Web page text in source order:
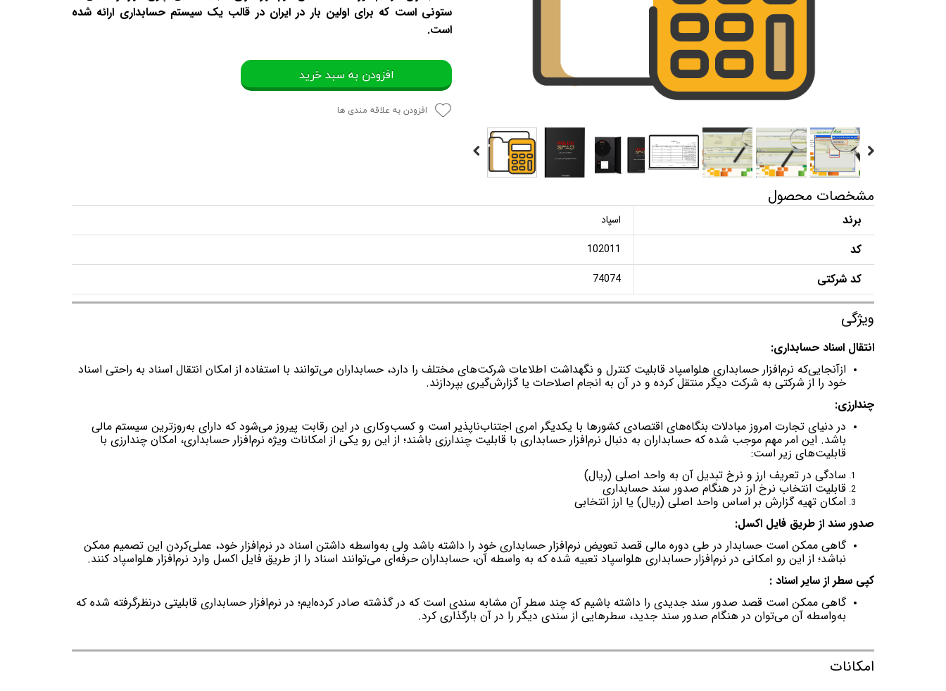
ستونی است که برای اولین بار در ایران در قالب یک سیستم حسابداری ارائه شده
است.‌
افزودن به سبد خرید
افزودن به علاقه مندی ها
مشخصات محصول
برند اسپاد
کد 102011
کد شرکتی 74074
ویژگی
انتقال اسناد حسابداری:
ازآنجایی‌که نرم‌افزار حسابداری هلواسپاد قابلیت کنترل و نگهداشت اطلاعات شرکت‌های مختلف را دارد، حسابداران می‌توانند با استفاده از امکان انتقال اسناد به راحتی اسناد
خود را از شرکتی به شرکت دیگر منتقل کرده و در آن به انجام اصلاحات یا گزارش‌گیری بپردازند.
چندارزی:
در دنیای تجارت امروز مبادلات بنگاه‌های اقتصادی کشورها با یکدیگر امری اجتناب‌ناپذیر است و کسب‌وکاری در این رقابت پیروز می‌شود که دارای به‌روزترین سیستم مالی
باشد. این امر مهم موجب شده که حسابداران به دنبال نرم‌افزار حسابداری با قابلیت چندارزی باشند؛ از این رو یکی از امکانات ویژه نرم‌افزار حسابداری، امکان چندارزی با
قابلیت‌های زیر است:
سادگی در تعریف ارز و نرخ تبدیل آن به واحد اصلی (ریال)
قابلیت انتخاب نرخ ارز در هنگام صدور سند حسابداری
امکان تهیه گزارش بر اساس واحد اصلی (ریال) یا ارز انتخابی
صدور سند از طریق فایل اکسل:
گاهی ممکن است حسابدار در طی دوره مالی قصد تعویض نرم‌افزار حسابداری خود را داشته باشد ولی به‌واسطه داشتن اسناد در نرم‌افزار خود، عملی‌کردن این تصمیم ممکن
نباشد؛ از این رو امکانی در نرم‌افزار حسابداری هلواسپاد تعبیه شده که به واسطه آن، حسابداران حرفه‌ای می‌توانند اسناد را از طریق فایل اکسل وارد نرم‌افزار هلواسپاد کنند.
کپی سطر از سایر اسناد :
گاهی ممکن است قصد صدور سند جدیدی را داشته باشیم که چند سطر آن مشابه سندی است که در گذشته صادر کرده‌ایم؛ در نرم‌افزار حسابداری قابلیتی درنظرگرفته شده که
به‌واسطه آن می‌توان در هنگام صدور سند جدید، سطرهایی از سندی دیگر را در آن بارگذاری کرد.
امکانات